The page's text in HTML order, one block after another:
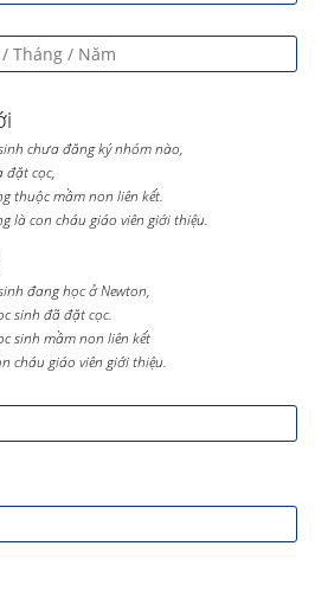
chưa đăng ký nhóm nào,
đặt cọc,
thuộc mầm non liên kết.
là con cháu giáo viên giới thiệu.
đang học ở Newton,
sinh đã đặt cọc.
sinh mầm non liên kết
cháu giáo viên giới thiệu.